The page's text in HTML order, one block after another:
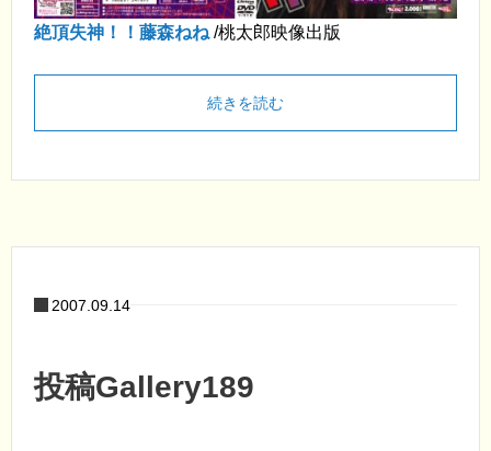
絶頂失神！！藤森ねね /桃太郎映像出版
続きを読む
2007.09.14
投稿Gallery189